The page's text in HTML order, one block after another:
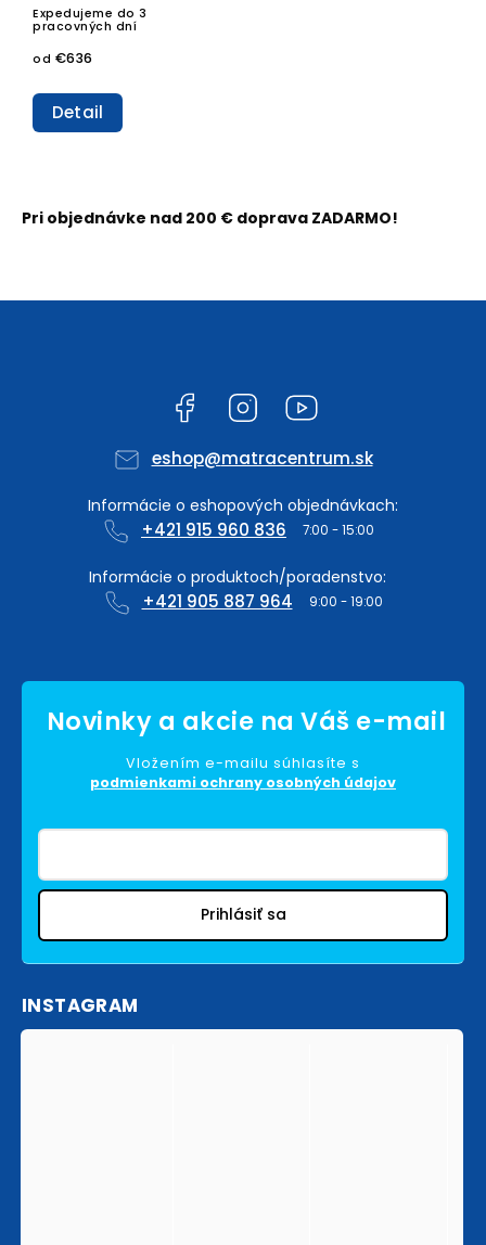
Expedujeme do 3
pracovných dní
od €636
Detail
Pri objednávke nad 200 € doprava ZADARMO!
Facebook Instagram
eshop@matracentrum.sk
+421 915 960 836
+421 905 887 964
Vložením e-mailu súhlasíte s
podmienkami ochrany osobných údajov
Prihlásiť sa
INSTAGRAM